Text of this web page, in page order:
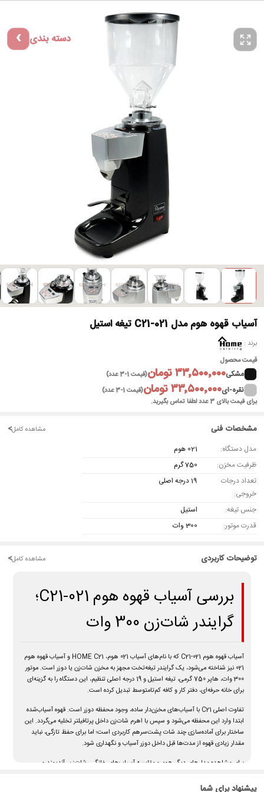
دسته بندی
آسیاب قهوه هوم مدل C21-021 تیغه استیل
برند
قیمت محصول
مشکی۳۳٬۵۰۰٬۰۰۰ تومان (قیمت 1-3 عدد)
نقره-ای۳۳٬۵۰۰٬۰۰۰ تومان
(قیمت 1-3 عدد)
برای قیمت بالای 3 عدد لطفا تماس بگیرید.
مشخصات فنی مشاهده کامل<
مدل دستگاه:
021 هوم
ظرفیت مخزن:
750 گرم
تعداد درجات
خروجی:
19 درجه اصلی
جنس تیغه:
استیل
قدرت موتور:
300 وات
توضیحات کاربردی مشاهده کامل<
بررسی آسیاب قهوه هوم C21-021؛
گرایندر شات‌زن 300 وات
آسیاب قهوه هوم C21-021 که با نام‌هایآسیاب 021 هوم ، HOME C21 وآسیاب قهوه هوم
021 نیز شناخته می‌شود، یک گرایندر تیغه‌تخت مجهز به مخزن شات‌زن یا دوزر است. موتور
300 وات، هاپر 750 گرمی، تیغه استیل و 19 درجه اصلی تنظیم، این دستگاه را به گزینه‌ای
برای خانه حرفه‌ای، دفتر کار و کافه کم‌تا‌متوسط تبدیل کرده است.
تفاوت اصلی C21 با آسیاب‌های مخزن‌دار ساده، وجود محفظه دوزر است. قهوه آسیاب‌شده
ابتدا وارد این محفظه می‌شود و سپس با اهرم شات‌زن داخل پرتافیلتر تخلیه می‌گردد. این
ساختار برای آماده‌سازی چند شات پشت‌سرهم کاربردی است؛ اما برای حفظ تازگی، نباید
مقدار زیادی قهوه از مدت‌ها قبل داخل دوزر آسیاب و نگهداری شود.
برای مشاهده مدل‌های دیگر هوم و مقایسه آسیاب‌های خانگی، شات‌زن، آندیمند و
خرید آسیاب قهوه
پیشنهاد برای شما